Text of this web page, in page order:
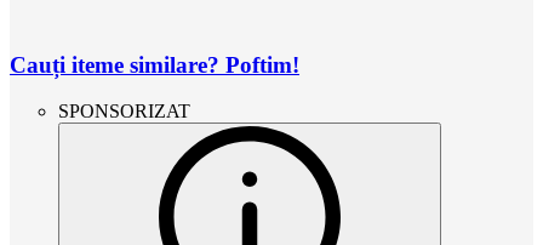
Cauți iteme similare? Poftim!
SPONSORIZAT